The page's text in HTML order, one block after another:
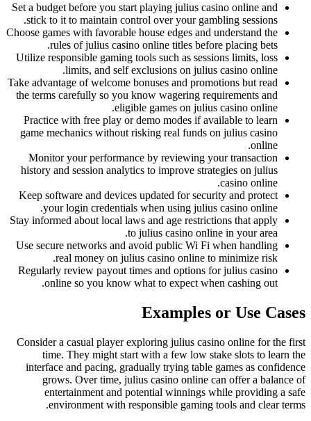
Set a budget before you start playing julius casino online and
stick to it to maintain control over your gambling sessions.
Choose games with favorable house edges and understand the
rules of julius casino online titles before placing bets.
Utilize responsible gaming tools such as sessions limits, loss
limits, and self exclusions on julius casino online.
Take advantage of welcome bonuses and promotions but read
the terms carefully so you know wagering requirements and
eligible games on julius casino online.
Practice with free play or demo modes if available to learn
game mechanics without risking real funds on julius casino
online.
Monitor your performance by reviewing your transaction
history and session analytics to improve strategies on julius
casino online.
Keep software and devices updated for security and protect
your login credentials when using julius casino online.
Stay informed about local laws and age restrictions that apply
to julius casino online in your area.
Use secure networks and avoid public Wi Fi when handling
real money on julius casino online to minimize risk.
Regularly review payout times and options for julius casino
online so you know what to expect when cashing out.
Examples or Use Cases
Consider a casual player exploring julius casino online for the first
time. They might start with a few low stake slots to learn the
interface and pacing, gradually trying table games as confidence
grows. Over time, julius casino online can offer a balance of
entertainment and potential winnings while providing a safe
environment with responsible gaming tools and clear terms.